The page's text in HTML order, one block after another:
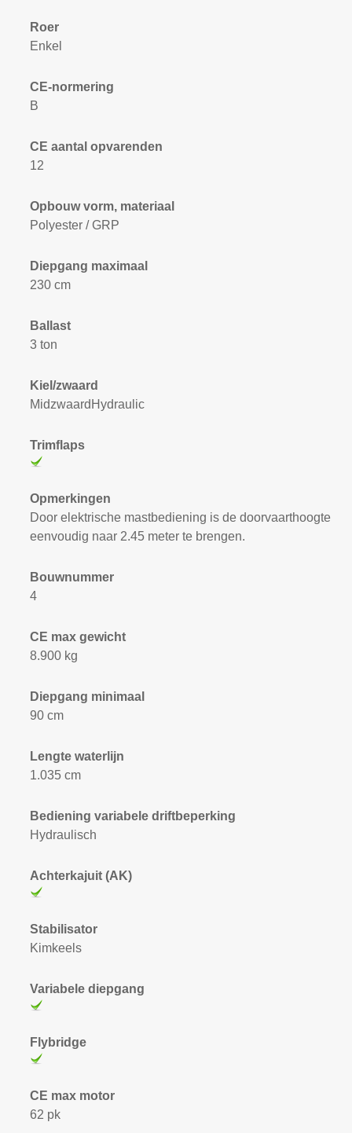
Roer
Enkel
CE-normering
B
CE aantal opvarenden
12
Opbouw vorm, materiaal
Polyester / GRP
Diepgang maximaal
230 cm
Ballast
3 ton
Kiel/zwaard
MidzwaardHydraulic
Trimflaps
Opmerkingen
Door elektrische mastbediening is de doorvaarthoogte
eenvoudig naar 2.45 meter te brengen.
Bouwnummer
4
CE max gewicht
8.900 kg
Diepgang minimaal
90 cm
Lengte waterlijn
1.035 cm
Bediening variabele driftbeperking
Hydraulisch
Achterkajuit (AK)
Stabilisator
Kimkeels
Variabele diepgang
Flybridge
CE max motor
62 pk